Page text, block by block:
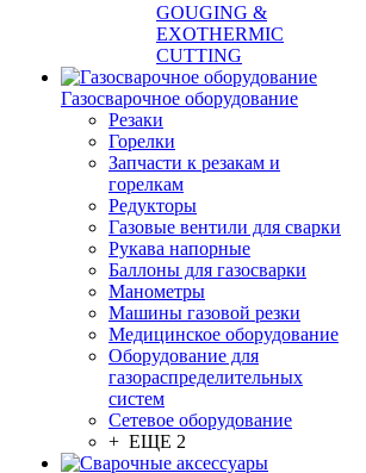
GOUGING &
EXOTHERMIC
CUTTING
Газосварочное оборудование
Резаки
Горелки
Запчасти к резакам и
горелкам
Редукторы
Газовые вентили для сварки
Рукава напорные
Баллоны для газосварки
Манометры
Машины газовой резки
Медицинское оборудование
Оборудование для
газораспределительных
систем
Сетевое оборудование
+ ЕЩЕ 2